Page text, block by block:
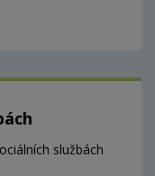
službách